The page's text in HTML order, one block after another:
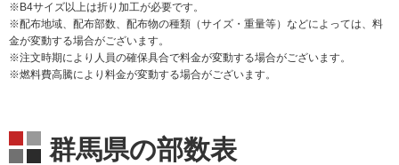
※B4サイズ以上は折り加工が必要です。
※配布地域、配布部数、配布物の種類（サイズ・重量等）などによっては、料
金が変動する場合がございます。
※注文時期により人員の確保具合で料金が変動する場合がございます。
※燃料費高騰により料金が変動する場合がございます。
群馬県の部数表